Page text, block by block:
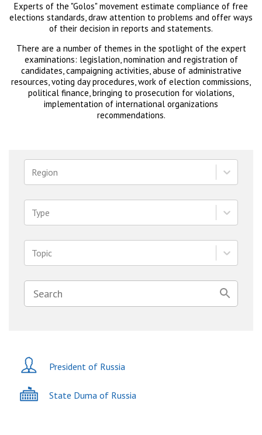
Experts of the "Golos" movement estimate compliance of free
elections standards, draw attention to problems and offer ways
of their decision in reports and statements.
There are a number of themes in the spotlight of the expert
examinations: legislation, nomination and registration of
candidates, campaigning activities, abuse of administrative
resources, voting day procedures, work of election commissions,
political finance, bringing to prosecution for violations,
implementation of international organizations
recommendations.
Region
Type
Topic
President of Russia
State Duma of Russia